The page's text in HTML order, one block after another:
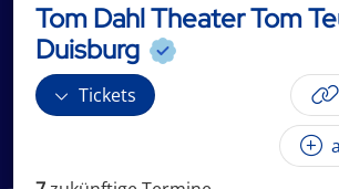
Tom Dahl Theater Tom
Duisburg
Tickets